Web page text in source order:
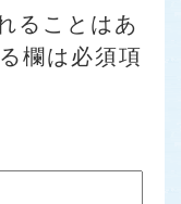
ることはあ
欄は必須項